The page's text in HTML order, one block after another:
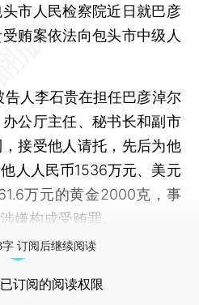
市人民检察院近日就巴彦
贿案依法向包头市中级人
李石贵在担任巴彦淖尔
公厅主任、秘书长和副市
接受他人请托，先后为他
人人民币1536万元、美元
万元的黄金2000克，事
嫌构成受贿罪。
字 订阅后继续阅读
订阅的阅读权限